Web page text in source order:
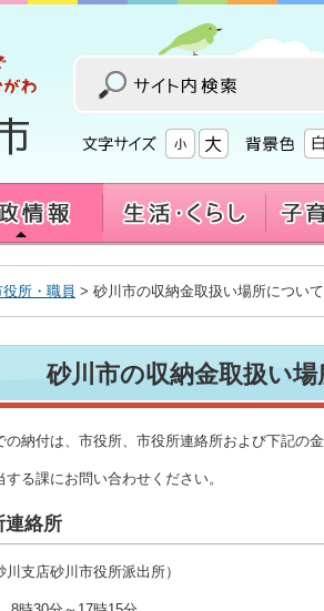
役所・職員 > 砂川市の収納金取扱い場所について
砂川市の収納金取扱い
納付は、市役所、市役所連絡所および下記の
る課にお問い合わせください。
連絡所
川支店砂川市役所派出所）